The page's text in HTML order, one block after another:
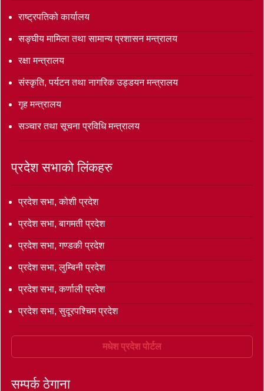
राष्ट्रपतिको कार्यालय
सङ्‍घीय मामिला तथा सामान्य प्रशासन मन्त्रालय
रक्षा मन्त्रालय
संस्कृति, पर्यटन तथा नागरिक उड्डयन मन्त्रालय
गृह मन्त्रालय
सञ्‍चार तथा सूचना प्रविधि मन्त्रालय
प्रदेश सभाको लिंकहरु
प्रदेश सभा, कोशी प्रदेश
प्रदेश सभा, बागमती प्रदेश
प्रदेश सभा, गण्डकी प्रदेश
प्रदेश सभा, लुम्बिनी प्रदेश
प्रदेश सभा, कर्णाली प्रदेश
प्रदेश सभा, सुदूरपश्चिम प्रदेश
मधेश प्रदेश पोर्टल
सम्पर्क ठेगाना